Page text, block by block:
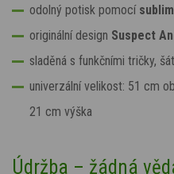
odolný potisk pomocí
originální design Suspect
sladěná s funkčními tričky,
univerzální velikost: 51 cm
21 cm výška
Údržba – žádná